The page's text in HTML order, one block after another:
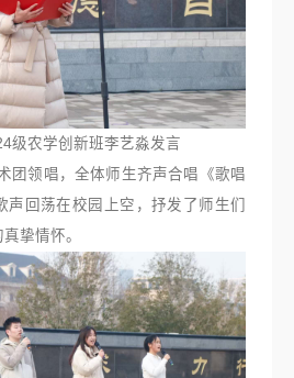
级农学创新班李艺淼发言
领唱，全体师生齐声合唱《歌唱
声回荡在校园上空，抒发了师生们
挚情怀。